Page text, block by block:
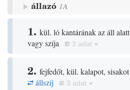
állazó 1A
1. kül. ló kantárának az áll
vagy szíja
3 adat
2. fejfedőt, kül. kalapot,
állszíj
3 adat